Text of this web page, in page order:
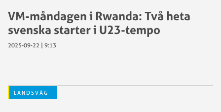
VM-måndagen i Rwanda: Två heta
svenska starter i U23-tempo
2025-09-22 | 9:13
LANDSVÄG